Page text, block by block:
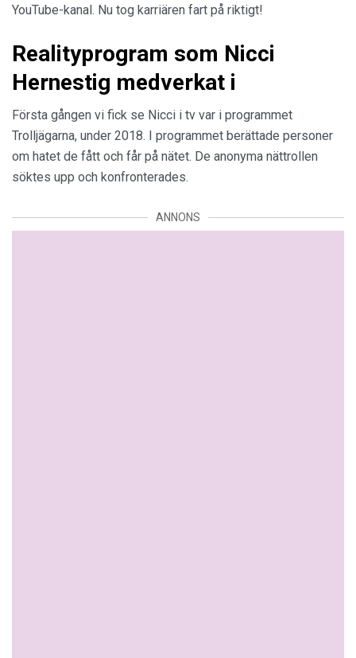
YouTube-kanal. Nu tog karriären fart på riktigt!
Realityprogram som Nicci
Hernestig medverkat i
Första gången vi fick se Nicci i tv var i programmet
Trolljägarna, under 2018. I programmet berättade personer
om hatet de fått och får på nätet. De anonyma nättrollen
söktes upp och konfronterades.
ANNONS